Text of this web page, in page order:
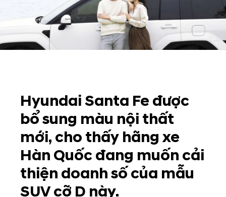
Hyundai Santa Fe được
bổ sung màu nội thất
mới, cho thấy hãng xe
Hàn Quốc đang muốn cải
thiện doanh số của mẫu
SUV cỡ D này.